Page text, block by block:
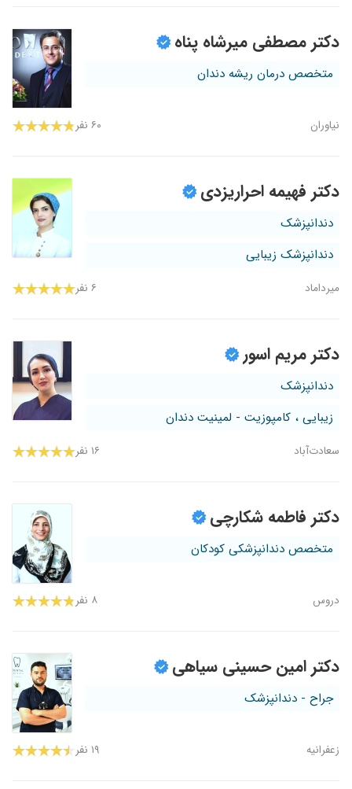
دکتر مصطفی میرشاه پناه
متخصص درمان ریشه دندان
نیاوران ۶۰ نفر
دکتر فهیمه احراریزدی
دندانپزشک
دندانپزشک زیبایی
میرداماد ۶ نفر
دکتر مریم اسور
دندانپزشک
زیبایی ، کامپوزیت - لمینیت دندان
سعادت‌آباد ۱۶ نفر
دکتر فاطمه شکارچی
متخصص دندانپزشکی کودکان
دروس ۸ نفر
دکتر امین حسینی سیاهی
جراح - دندانپزشک
زعفرانیه ۱۹ نفر